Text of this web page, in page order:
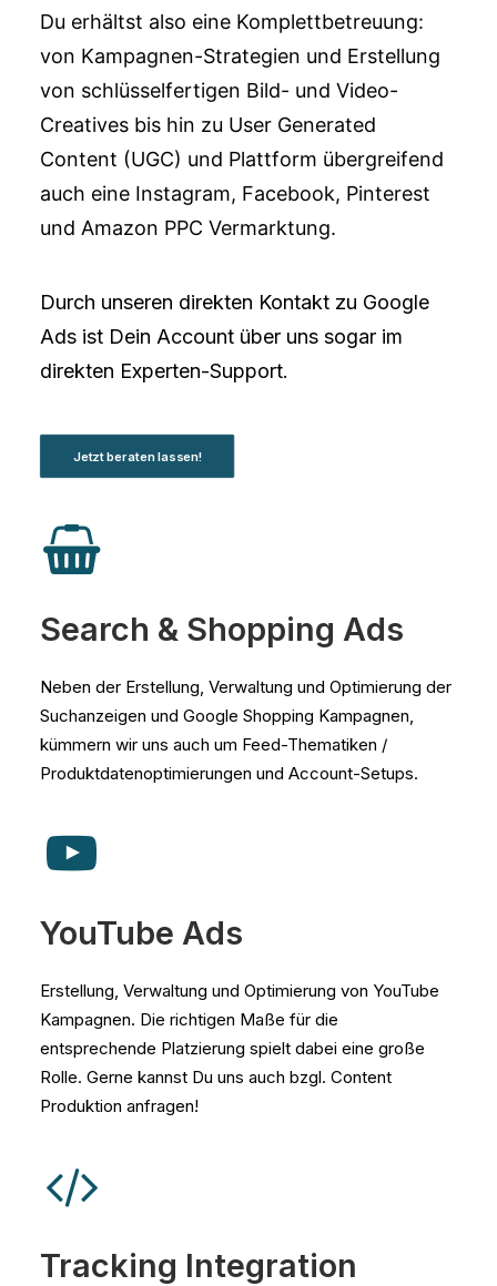
Du erhältst also eine Komplettbetreuung:
von Kampagnen-Strategien und Erstellung
von schlüsselfertigen Bild- und Video-
Creatives bis hin zu User Generated
Content (UGC) und Plattform übergreifend
auch eine Instagram, Facebook, Pinterest
und Amazon PPC Vermarktung.
Durch unseren direkten Kontakt zu Google
Ads ist Dein Account über uns sogar im
direkten Experten-Support.
Jetzt beraten lassen!
Search & Shopping Ads
Neben der Erstellung, Verwaltung und Optimierung der
Suchanzeigen und Google Shopping Kampagnen,
kümmern wir uns auch um Feed-Thematiken /
Produktdatenoptimierungen und Account-Setups.
YouTube Ads
Erstellung, Verwaltung und Optimierung von YouTube
Kampagnen. Die richtigen Maße für die
entsprechende Platzierung spielt dabei eine große
Rolle. Gerne kannst Du uns auch bzgl. Content
Produktion anfragen!
Tracking Integration